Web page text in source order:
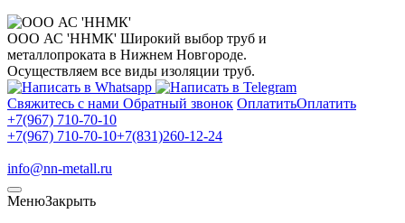
ООО АС 'ННМК' Широкий выбор труб и
металлопроката в Нижнем Новгороде.
Осуществляем все виды изоляции труб.
Свяжитесь с нами Обратный звонок ОплатитьОплатить
+7(967) 710-70-10
+7(967) 710-70-10+7(831)260-12-24
info@nn-metall.ru
МенюЗакрыть